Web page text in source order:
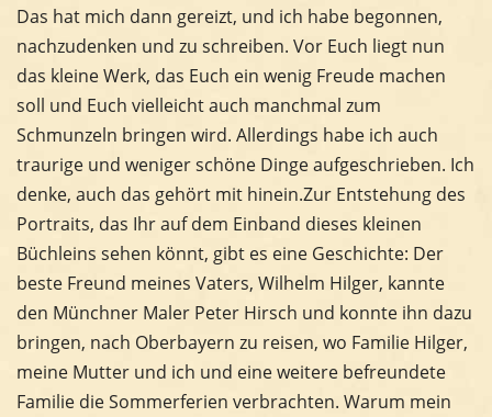
Das hat mich dann gereizt, und ich habe begonnen,
nachzudenken und zu schreiben. Vor Euch liegt nun
das kleine Werk, das Euch ein wenig Freude machen
soll und Euch vielleicht auch manchmal zum
Schmunzeln bringen wird. Allerdings habe ich auch
traurige und weniger schöne Dinge aufgeschrieben. Ich
denke, auch das gehört mit hinein.Zur Entstehung des
Portraits, das Ihr auf dem Einband dieses kleinen
Büchleins sehen könnt, gibt es eine Geschichte: Der
beste Freund meines Vaters, Wilhelm Hilger, kannte
den Münchner Maler Peter Hirsch und konnte ihn dazu
bringen, nach Oberbayern zu reisen, wo Familie Hilger,
meine Mutter und ich und eine weitere befreundete
Familie die Sommerferien verbrachten. Warum mein